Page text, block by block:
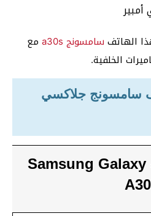
الهاتف سامسونج a30s
مع
الخلفية.
سامسونج جلاكسي
جدول مواصفات Samsung Galaxy
A30